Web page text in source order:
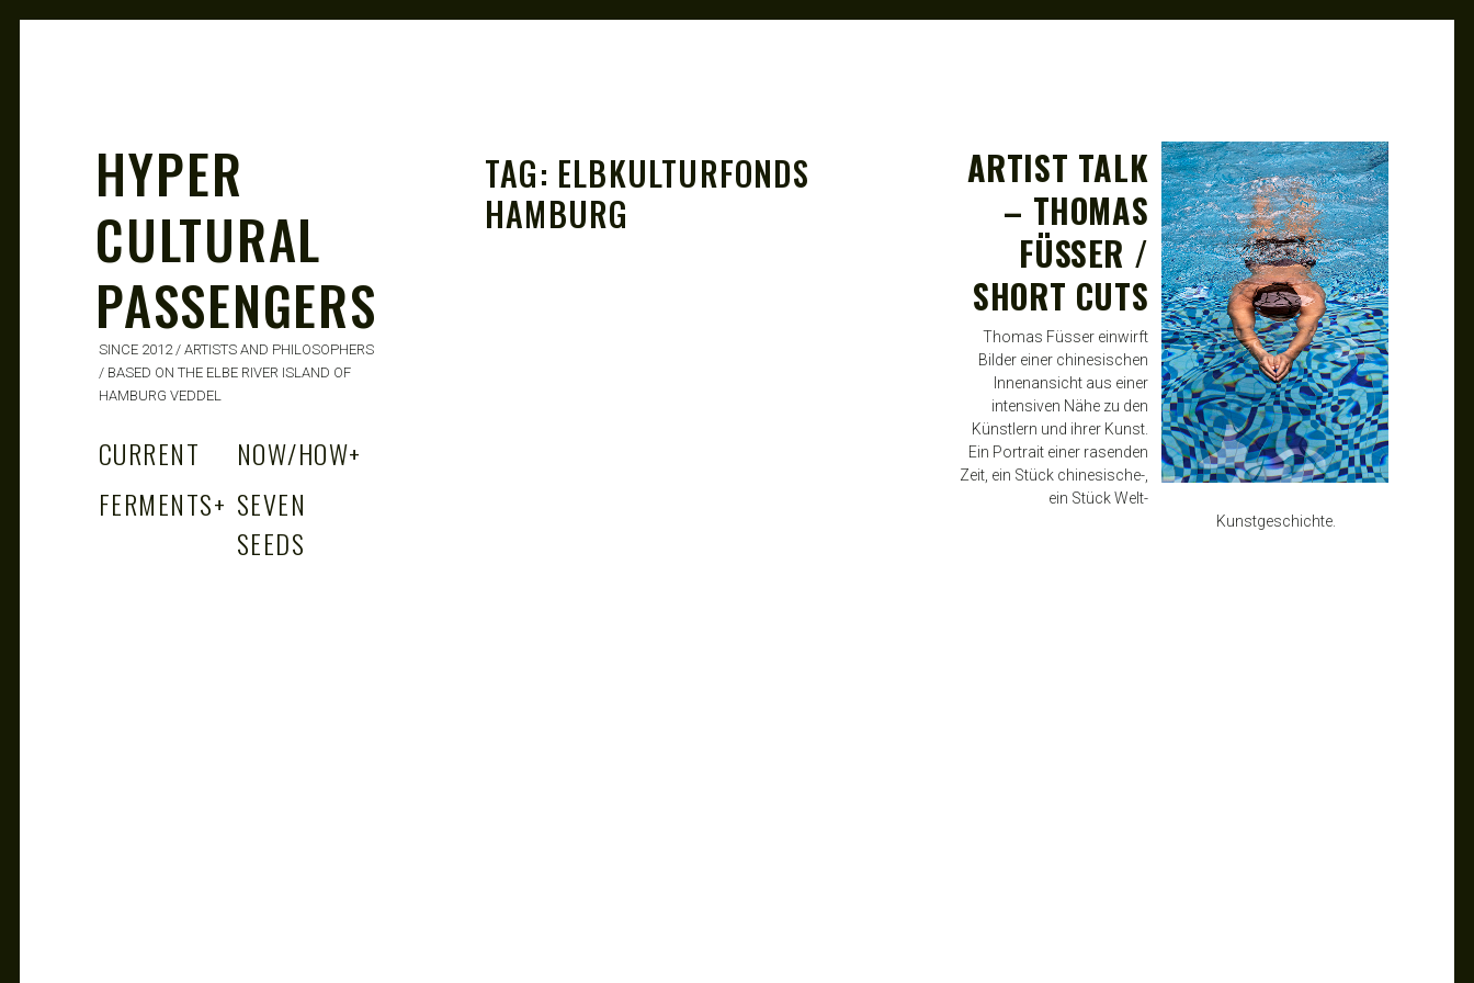
HYPER
CULTURAL
PASSENGERS
SINCE 2012 / ARTISTS AND PHILOSOPHERS
/ BASED ON THE ELBE RIVER ISLAND OF
HAMBURG VEDDEL
CURRENT NOW/HOW+
FERMENTS+ SEVEN
SEEDS
TAG: ELBKULTURFONDS
HAMBURG
MK
MAY 20, 2016
ARTIST TALK
– THOMAS
FÜSSER /
SHORT CUTS
Thomas Füsser einwirft
Bilder einer chinesischen
Innenansicht aus einer
intensiven Nähe zu den
Künstlern und ihrer Kunst.
Ein Portrait einer rasenden
Zeit, ein Stück chinesische-,
ein Stück Welt-
Kunstgeschichte.